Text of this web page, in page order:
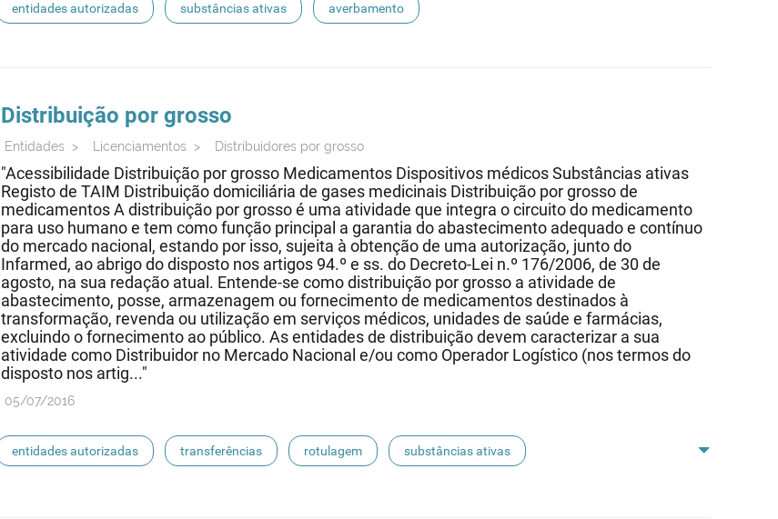
entidades autorizadas substâncias ativas averbamento
Distribuição por grosso
Entidades > Licenciamentos > Distribuidores por grosso
"Acessibilidade Distribuição por grosso Medicamentos Dispositivos médicos Substâncias ativas
Registo de TAIM Distribuição domiciliária de gases medicinais Distribuição por grosso de
medicamentos A distribuição por grosso é uma atividade que integra o circuito do medicamento
para uso humano e tem como função principal a garantia do abastecimento adequado e contínuo
do mercado nacional, estando por isso, sujeita à obtenção de uma autorização, junto do
Infarmed, ao abrigo do disposto nos artigos 94.º e ss. do Decreto-Lei n.º 176/2006, de 30 de
agosto, na sua redação atual. Entende-se como distribuição por grosso a atividade de
abastecimento, posse, armazenagem ou fornecimento de medicamentos destinados à
transformação, revenda ou utilização em serviços médicos, unidades de saúde e farmácias,
excluindo o fornecimento ao público. As entidades de distribuição devem caracterizar a sua
atividade como Distribuidor no Mercado Nacional e/ou como Operador Logístico (nos termos do
disposto nos artig..."
05/07/2016
entidades autorizadas transferências rotulagem substâncias ativas